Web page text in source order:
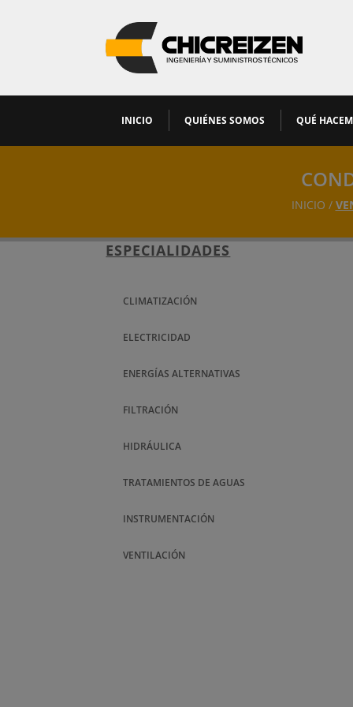
INICIO QUIÉNES SOMOS QUÉ
INICIO /
ESPECIALIDADES
CLIMATIZACIÓN
ELECTRICIDAD
ENERGÍAS ALTERNATIVAS
FILTRACIÓN
HIDRÁULICA
TRATAMIENTOS DE AGUAS
INSTRUMENTACIÓN
VENTILACIÓN